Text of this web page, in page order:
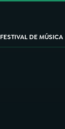
FESTIVAL DE MÚSICA